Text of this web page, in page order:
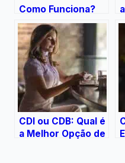
Como Funciona?
CDI ou CDB: Qual é
a Melhor Opção de